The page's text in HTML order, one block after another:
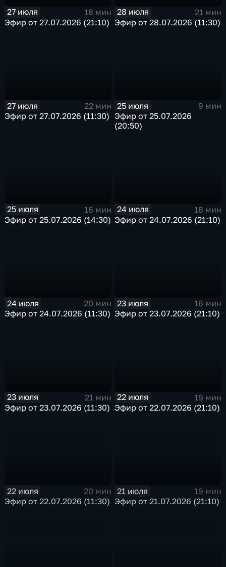
27 июля
18 мин
Эфир от 27.07.2026 (21:10)
28 июля
21 мин
Эфир от 28.07.2026 (11:30)
27 июля
22 мин
Эфир от 27.07.2026 (11:30)
25 июля
9 мин
Эфир от 25.07.2026
(20:50)
25 июля
16 мин
Эфир от 25.07.2026 (14:30)
24 июля
18 мин
Эфир от 24.07.2026 (21:10)
24 июля
20 мин
Эфир от 24.07.2026 (11:30)
23 июля
16 мин
Эфир от 23.07.2026 (21:10)
23 июля
21 мин
Эфир от 23.07.2026 (11:30)
22 июля
19 мин
Эфир от 22.07.2026 (21:10)
22 июля
20 мин
Эфир от 22.07.2026 (11:30)
21 июля
19 мин
Эфир от 21.07.2026 (21:10)